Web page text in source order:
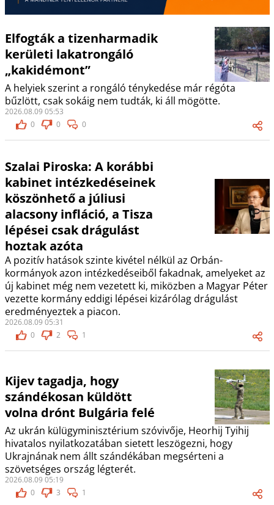
Elfogták a tizenharmadik
kerületi lakatrongáló
„kakidémont”
A helyiek szerint a rongáló ténykedése már régóta
bűzlött, csak sokáig nem tudták, ki áll mögötte.
2026.08.09 05:53
0
0 0
Szalai Piroska: A korábbi
kabinet intézkedéseinek
köszönhető a júliusi
alacsony infláció, a Tisza
lépései csak drágulást
hoztak azóta
A pozitív hatások szinte kivétel nélkül az Orbán-
kormányok azon intézkedéseiből fakadnak, amelyeket az
új kabinet még nem vezetett ki, miközben a Magyar Péter
vezette kormány eddigi lépései kizárólag drágulást
eredményeztek a piacon.
2026.08.09 05:31
0
2 1
Kijev tagadja, hogy
szándékosan küldött
volna drónt Bulgária felé
Az ukrán külügyminisztérium szóvivője, Heorhij Tyihij
hivatalos nyilatkozatában sietett leszögezni, hogy
Ukrajnának nem állt szándékában megsérteni a
szövetséges ország légterét.
2026.08.09 05:19
0
3 1